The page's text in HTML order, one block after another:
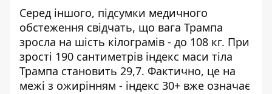
Серед іншого, підсумки медичного
обстеження свідчать, що вага Трампа
зросла на шість кілограмів - до 108 кг. При
зрості 190 сантиметрів індекс маси тіла
Трампа становить 29,7. Фактично, це на
межі з ожирінням - індекс 30+ вже означає